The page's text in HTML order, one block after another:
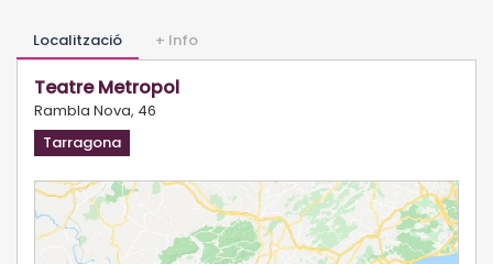
Localització + Info
Teatre Metropol
Rambla Nova, 46
Tarragona